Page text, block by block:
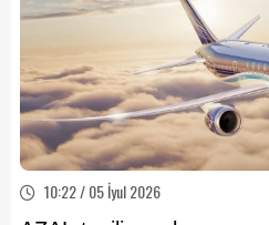
10:22 / 05 İyul 2026